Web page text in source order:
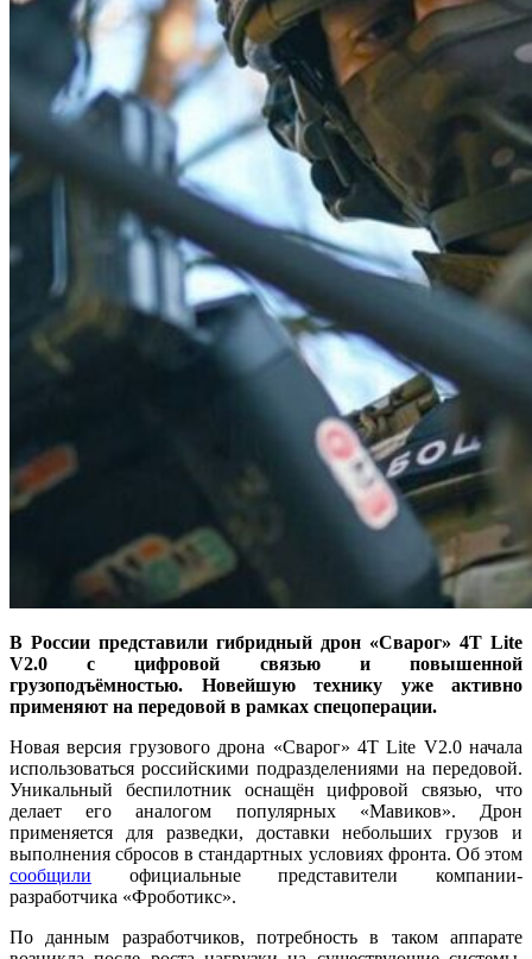
В России представили гибридный дрон «Сварог» 4T Lite
V2.0 с цифровой связью и повышенной
грузоподъёмностью. Новейшую технику уже активно
применяют на передовой в рамках спецоперации.
Новая версия грузового дрона «Сварог» 4T Lite V2.0 начала
использоваться российскими подразделениями на передовой.
Уникальный беспилотник оснащён цифровой связью, что
делает его аналогом популярных «Мавиков». Дрон
применяется для разведки, доставки небольших грузов и
выполнения сбросов в стандартных условиях фронта. Об этом
сообщили официальные представители компании-
разработчика «Фроботикс».
По данным разработчиков, потребность в таком аппарате